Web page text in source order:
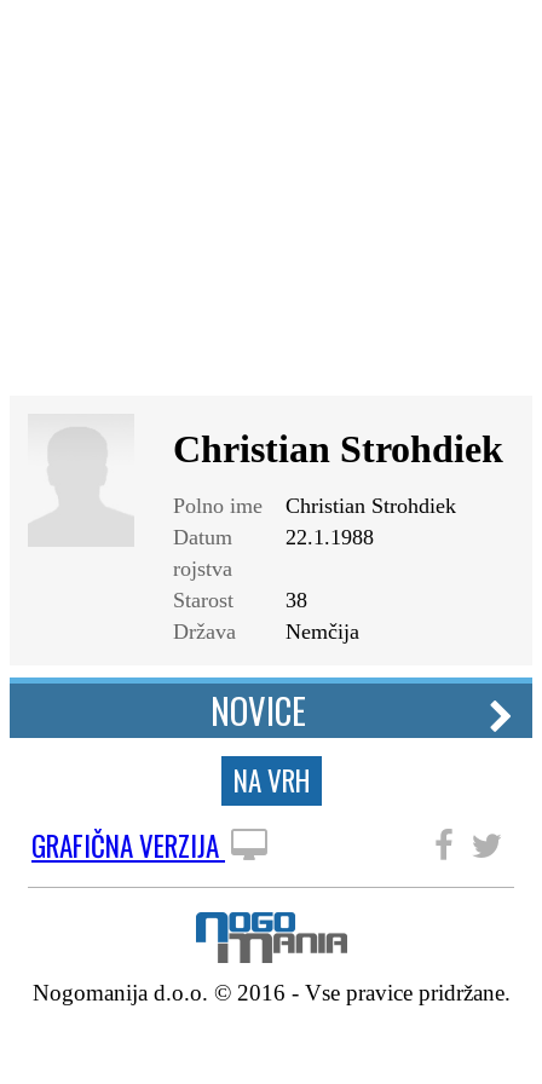
Christian Strohdiek
Polno ime
Christian Strohdiek
Datum
rojstva
22.1.1988
Starost
38
Država
Nemčija
NOVICE
NA VRH
GRAFIČNA VERZIJA
Nogomanija d.o.o. © 2016 - Vse pravice pridržane.